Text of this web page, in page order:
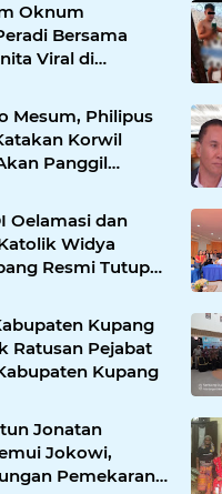
Oknum
Bersama
Viral di
Mesum, Philipus
Korwil
Panggil
Oelamasi dan
Widya
Resmi Tutup
II
Kupang
Ratusan Pejabat
Kupang
Jonatan
Jokowi,
Pemekaran